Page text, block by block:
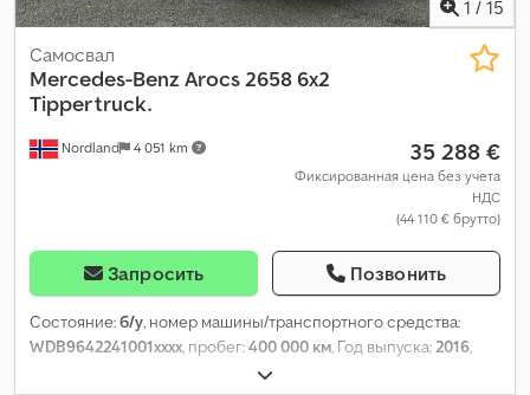
1 / 15
Nordland 4 051 km
Самосвал
Mercedes-Benz Arocs 2658 6x2
Tipper truck.
35 288 €
Фиксированная цена без учета
НДС
(44 110 € брутто)
Запросить Позвонить
Состояние:б/у, номер машины/транспортного средства:
WDB9642241001xxxx, пробег:400 000 км, Год выпуска:2016,